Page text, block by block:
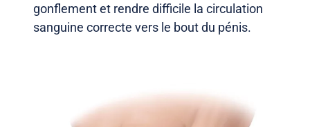
gonflement et rendre difficile la circulation
sanguine correcte vers le bout du pénis.